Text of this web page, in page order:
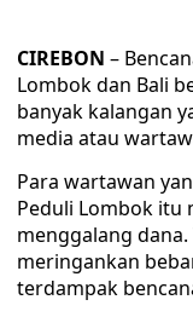
CIREBON –
Lombok dan Bali
banyak kalangan
media atau
Para wartawan
Peduli Lombok itu
menggalang
meringankan
terdampak